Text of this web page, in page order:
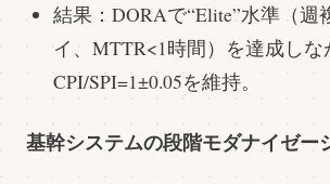
結果：DORAで“Elite”水準（週
イ、MTTR<1時間）を達成しな
CPI/SPI=1±0.05を維持。
基幹システムの段階モダナイゼー